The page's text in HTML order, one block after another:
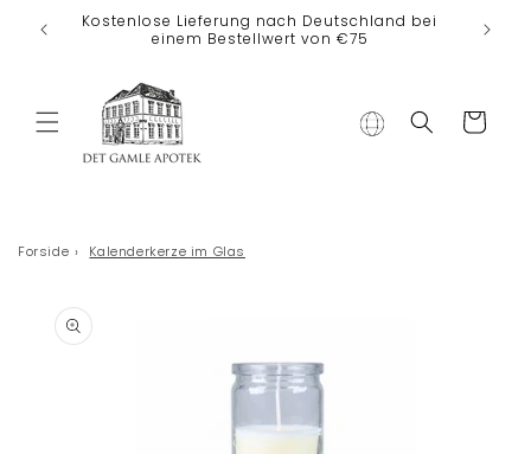
Direkt zum
Inhalt
Kostenlose Lieferung nach Deutschland bei
einem Bestellwert von €75
Warenkorb
Forside › Kalenderkerze im Glas